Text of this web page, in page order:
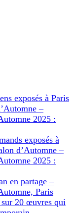
exposés à Paris
–
2025 :
exposés à
d’Automne –
2025 :
en partage –
Paris
20 œuvres qui